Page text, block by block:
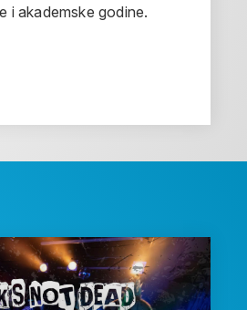
i akademske godine.